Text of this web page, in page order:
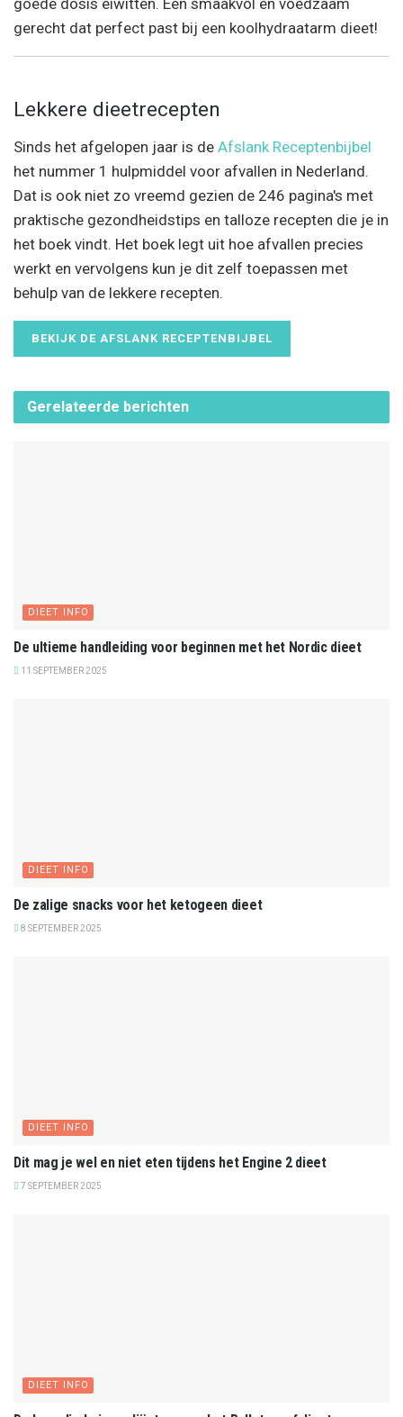
goede dosis eiwitten. Een smaakvol en voedzaam
gerecht dat perfect past bij een koolhydraatarm dieet!
Lekkere dieetrecepten
Sinds het afgelopen jaar is de Afslank Receptenbijbel
het nummer 1 hulpmiddel voor afvallen in Nederland.
Dat is ook niet zo vreemd gezien de 246 pagina's met
praktische gezondheidstips en talloze recepten die je in
het boek vindt. Het boek legt uit hoe afvallen precies
werkt en vervolgens kun je dit zelf toepassen met
behulp van de lekkere recepten.
BEKIJK DE AFSLANK RECEPTENBIJBEL
Gerelateerde berichten
DIEET INFO
De ultieme handleiding voor beginnen met het Nordic dieet
11 SEPTEMBER 2025
DIEET INFO
De zalige snacks voor het ketogeen dieet
8 SEPTEMBER 2025
DIEET INFO
Dit mag je wel en niet eten tijdens het Engine 2 dieet
7 SEPTEMBER 2025
DIEET INFO